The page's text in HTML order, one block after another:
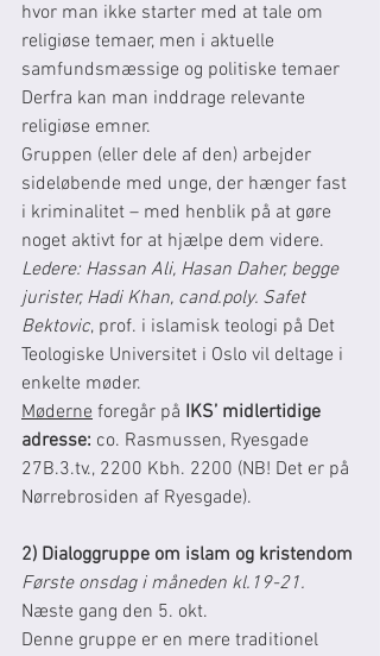
hvor man ikke starter med at tale om
religiøse temaer, men i aktuelle
samfundsmæssige og politiske temaer
Derfra kan man inddrage relevante
religiøse emner.
Gruppen (eller dele af den) arbejder
sideløbende med unge, der hænger fast
i kriminalitet – med henblik på at gøre
noget aktivt for at hjælpe dem videre.
Ledere: Hassan Ali, Hasan Daher, begge
jurister, Hadi Khan, cand.poly. Safet
Bektovic, prof. i islamisk teologi på Det
Teologiske Universitet i Oslo vil deltage i
enkelte møder.
Møderne foregår på IKS’ midlertidige
adresse: co. Rasmussen, Ryesgade
27B.3.tv., 2200 Kbh. 2200 (NB! Det er på
Nørrebrosiden af Ryesgade).
2) Dialoggruppe om islam og kristendom
Første onsdag i måneden kl.19-21.
Næste gang den 5. okt.
Denne gruppe er en mere traditionel